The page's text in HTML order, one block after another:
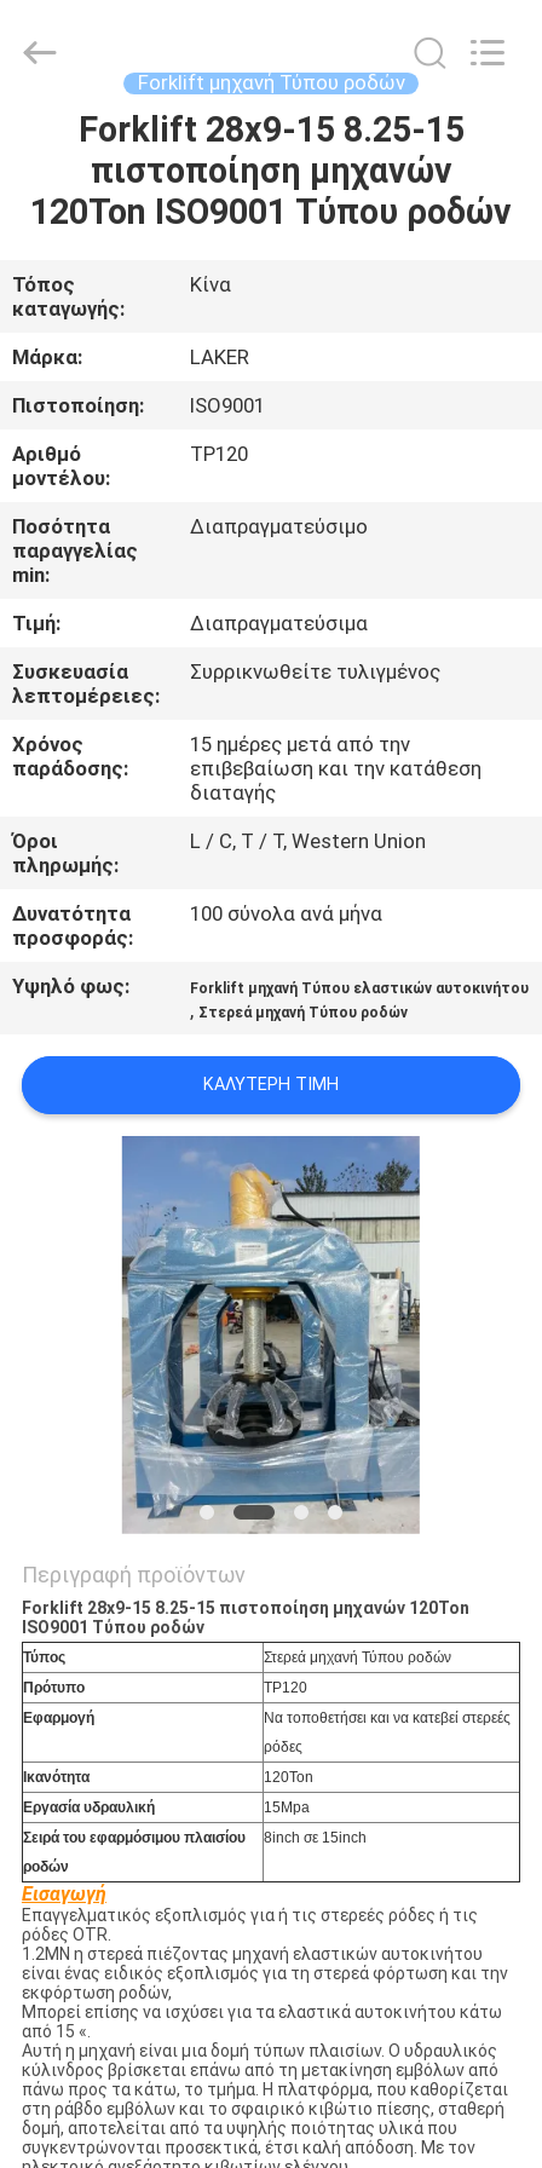
ΑΡΧΙΚΉ
ΣΕΛΊΔΑ
ΣΧΕΤΙΚΆ
ΜΕ
ΕΜΆΣ
ΓΎΡΟΣ
ΕΡΓΟΣΤΑΣΊΩΝ
ΠΟΙΟΤΙΚΌΣ
ΈΛΕΓΧΟΣ
ΕΠΑΦΉ
SITEMAP
ΠΟΛΙΤΙΚΉ
ΑΠΟΡΡΉΤΟΥ
CO.,LIMITED.
Forklift μηχανή Τύπου ροδών
Forklift 28x9-15 8.25-15
πιστοποίηση μηχανών
120Ton ISO9001 Τύπου ροδών
Τόπος
καταγωγής:
Κίνα
Μάρκα:
LAKER
Πιστοποίηση:
ISO9001
Αριθμό
μοντέλου:
TP120
Ποσότητα
παραγγελίας
min:
Διαπραγματεύσιμο
Τιμή:
Διαπραγματεύσιμα
Συσκευασία
λεπτομέρειες:
Συρρικνωθείτε τυλιγμένος
Χρόνος
παράδοσης:
15 ημέρες μετά από την
επιβεβαίωση και την κατάθεση
διαταγής
Όροι
πληρωμής:
L / C, T / T, Western Union
Δυνατότητα
προσφοράς:
100 σύνολα ανά μήνα
Υψηλό φως: Forklift μηχανή Τύπου ελαστικών αυτοκινήτου
, Στερεά μηχανή Τύπου ροδών
ΚΑΛΎΤΕΡΗ ΤΙΜΉ
Περιγραφή προϊόντων
Forklift 28x9-15 8.25-15 πιστοποίηση μηχανών 120Ton
ISO9001 Τύπου ροδών
Τύπος
Στερεά μηχανή Τύπου ροδών
Πρότυπο
TP120
Εφαρμογή
Να τοποθετήσει και να κατεβεί στερεές
ρόδες
Ικανότητα
120Ton
Εργασία υδραυλική
15Mpa
Σειρά του εφαρμόσιμου πλαισίου
ροδών
8inch σε 15inch
Εισαγωγή
Επαγγελματικός εξοπλισμός για ή τις στερεές ρόδες ή τις
ρόδες OTR.
1.2MN η στερεά πιέζοντας μηχανή ελαστικών αυτοκινήτου
είναι ένας ειδικός εξοπλισμός για τη στερεά φόρτωση και την
εκφόρτωση ροδών,
Μπορεί επίσης να ισχύσει για τα ελαστικά αυτοκινήτου κάτω
από 15 «.
Αυτή η μηχανή είναι μια δομή τύπων πλαισίων. Ο υδραυλικός
κύλινδρος βρίσκεται επάνω από τη μετακίνηση εμβόλων από
πάνω προς τα κάτω, το τμήμα. Η πλατφόρμα, που καθορίζεται
στη ράβδο εμβόλων και το σφαιρικό κιβώτιο πίεσης, σταθερή
δομή, αποτελείται από τα υψηλής ποιότητας υλικά που
συγκεντρώνονται προσεκτικά, έτσι καλή απόδοση. Με τον